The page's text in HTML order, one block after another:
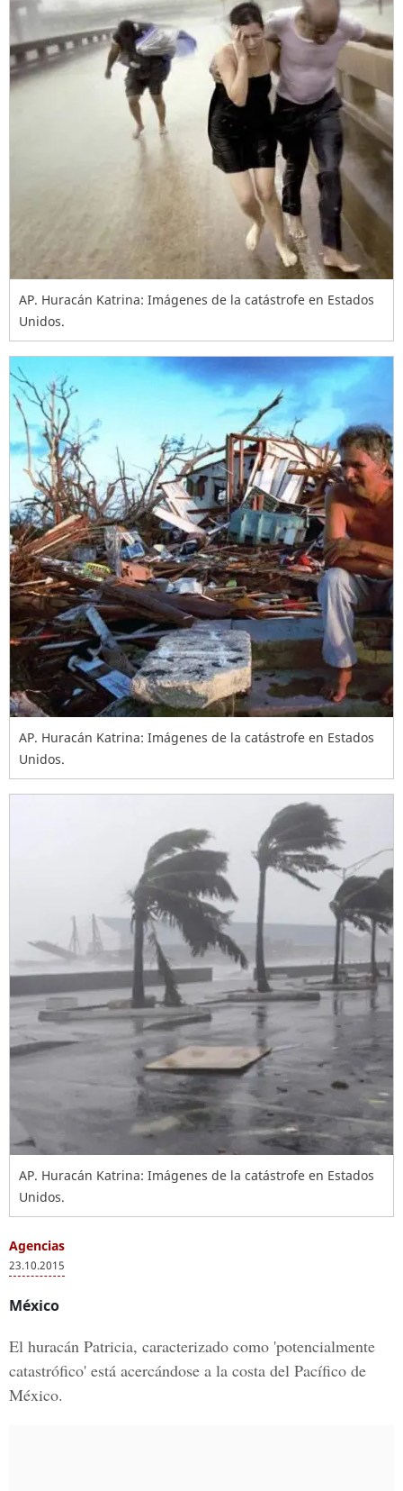
AP. Huracán Katrina: Imágenes de la catástrofe en Estados
Unidos.
AP. Huracán Katrina: Imágenes de la catástrofe en Estados
Unidos.
AP. Huracán Katrina: Imágenes de la catástrofe en Estados
Unidos.
Agencias
23.10.2015
México
El huracán Patricia, caracterizado como 'potencialmente
catastrófico' está acercándose a la costa del Pacífico de
México.